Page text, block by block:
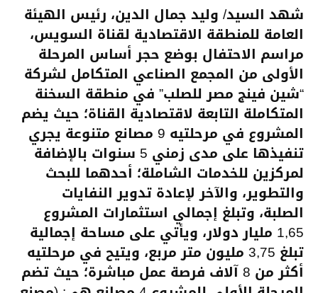
شهد السيد/ وليد جمال الدين، رئيس الهيئة
العامة للمنطقة الاقتصادية لقناة السويس،
مراسم الاحتفال بوضع حجر أساس المرحلة
الأولى من المجمع الصناعي المتكامل لشركة
“شين فينج مصر للصلب” في منطقة السخنة
المتكاملة التابعة لاقتصادية القناة؛ حيث يضم
المشروع في مرحلتيه 9 مصانع متنوعة يجري
تنفيذها على مدى زمني 5 سنوات بالإضافة
لمركزين للخدمات الشاملة؛ أحدهما للبحث
والتطوير، والآخر لإعادة تدوير النفايات
الصلبة، وتبلغ إجمالي استثمارات المشروع
1,65 مليار دولار، ويأتي على مساحة إجمالية
تبلغ 3,75 مليون متر مربع، ويتيح في مرحلتيه
أكثر من 8 آلاف فرصة عمل مباشرة؛ حيث تضم